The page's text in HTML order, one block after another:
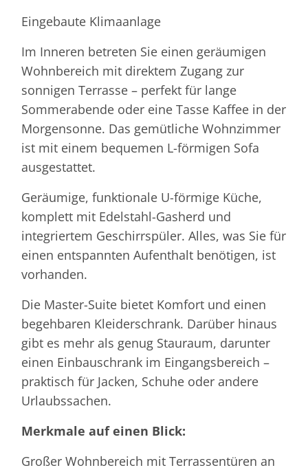
Eingebaute Klimaanlage
Im Inneren betreten Sie einen geräumigen
Wohnbereich mit direktem Zugang zur
sonnigen Terrasse – perfekt für lange
Sommerabende oder eine Tasse Kaffee in der
Morgensonne. Das gemütliche Wohnzimmer
ist mit einem bequemen L-förmigen Sofa
ausgestattet.
Geräumige, funktionale U-förmige Küche,
komplett mit Edelstahl-Gasherd und
integriertem Geschirrspüler. Alles, was Sie für
einen entspannten Aufenthalt benötigen, ist
vorhanden.
Die Master-Suite bietet Komfort und einen
begehbaren Kleiderschrank. Darüber hinaus
gibt es mehr als genug Stauraum, darunter
einen Einbauschrank im Eingangsbereich –
praktisch für Jacken, Schuhe oder andere
Urlaubssachen.
Merkmale auf einen Blick:
Großer Wohnbereich mit Terrassentüren an